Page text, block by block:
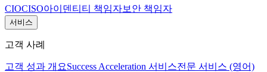
CIOCISO아이덴티티 책임자보안 책임자
서비스
고객 사례
고객 성과 개요Success Acceleration 서비스전문 서비스 (영어)